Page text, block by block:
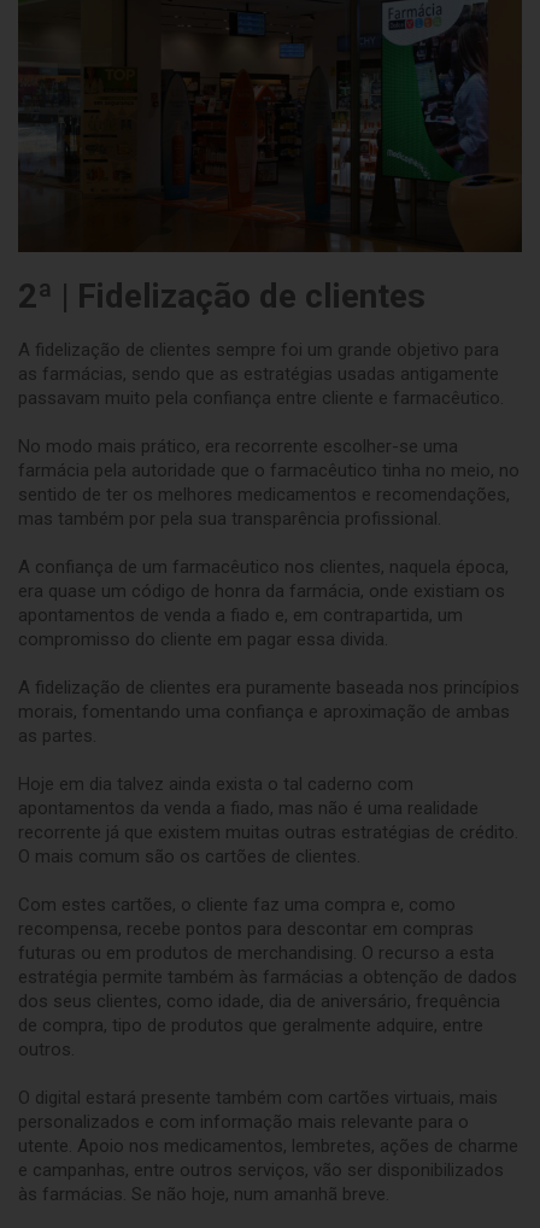
2ª | Fidelização de clientes
A fidelização de clientes sempre foi um grande objetivo para
as farmácias, sendo que as estratégias usadas antigamente
passavam muito pela confiança entre cliente e farmacêutico.
No modo mais prático, era recorrente escolher-se uma
farmácia pela autoridade que o farmacêutico tinha no meio, no
sentido de ter os melhores medicamentos e recomendações,
mas também por pela sua transparência profissional.
A confiança de um farmacêutico nos clientes, naquela época,
era quase um código de honra da farmácia, onde existiam os
apontamentos de venda a fiado e, em contrapartida, um
compromisso do cliente em pagar essa divida.
A fidelização de clientes era puramente baseada nos princípios
morais, fomentando uma confiança e aproximação de ambas
as partes.
Hoje em dia talvez ainda exista o tal caderno com
apontamentos da venda a fiado, mas não é uma realidade
recorrente já que existem muitas outras estratégias de crédito.
O mais comum são os cartões de clientes.
Com estes cartões, o cliente faz uma compra e, como
recompensa, recebe pontos para descontar em compras
futuras ou em produtos de merchandising. O recurso a esta
estratégia permite também às farmácias a obtenção de dados
dos seus clientes, como idade, dia de aniversário, frequência
de compra, tipo de produtos que geralmente adquire, entre
outros.
O digital estará presente também com cartões virtuais, mais
personalizados e com informação mais relevante para o
utente. Apoio nos medicamentos, lembretes, ações de charme
e campanhas, entre outros serviços, vão ser disponibilizados
às farmácias. Se não hoje, num amanhã breve.